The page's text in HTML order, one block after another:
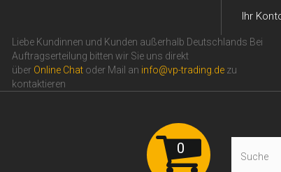
Ihr
Liebe Kundinnen und Kunden außerhalb Deutschlands Bei
Auftragserteilung bitten wir Sie uns direkt
über Online Сhat oder Mail an info@vp-trading.de zu
kontaktieren
0